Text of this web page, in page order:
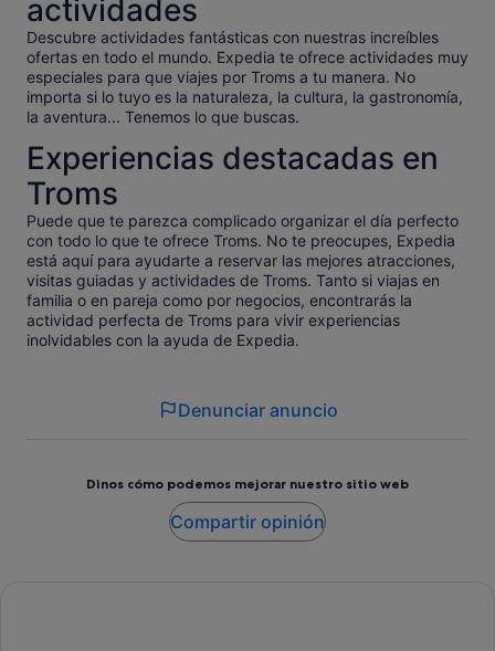
350kr for 2 people. This trip could be a lot better.
actividades
Descubre actividades fantásticas con nuestras increíbles
ofertas en todo el mundo. Expedia te ofrece actividades muy
especiales para que viajes por Troms a tu manera. No
importa si lo tuyo es la naturaleza, la cultura, la gastronomía,
la aventura... Tenemos lo que buscas.
Experiencias destacadas en
Troms
Puede que te parezca complicado organizar el día perfecto
con todo lo que te ofrece Troms. No te preocupes, Expedia
está aquí para ayudarte a reservar las mejores atracciones,
visitas guiadas y actividades de Troms. Tanto si viajas en
familia o en pareja como por negocios, encontrarás la
actividad perfecta de Troms para vivir experiencias
inolvidables con la ayuda de Expedia.
Denunciar anuncio
Dinos cómo podemos mejorar nuestro sitio web
Compartir opinión